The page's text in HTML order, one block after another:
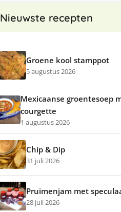
Nieuwste recepten
Groene kool stamppot
5 augustus 2026
Mexicaanse groentesoep
courgette
1 augustus 2026
Chip & Dip
31 juli 2026
Pruimenjam met
28 juli 2026